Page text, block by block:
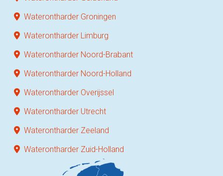
Waterontharder Groningen
Waterontharder Limburg
Waterontharder Noord-Brabant
Waterontharder Noord-Holland
Waterontharder Overijssel
Waterontharder Utrecht
Waterontharder Zeeland
Waterontharder Zuid-Holland